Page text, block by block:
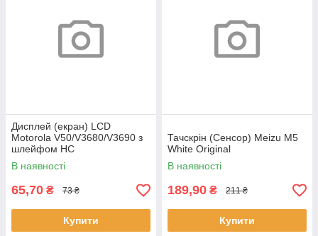
Дисплей (екран) LCD
Motorola V50/V3680/V3690 з
шлейфом HC
В наявності
65,70 ₴ 73 ₴
Купити
Тачскрін (Сенсор) Meizu M5
White Original
В наявності
189,90 ₴ 211 ₴
Купити